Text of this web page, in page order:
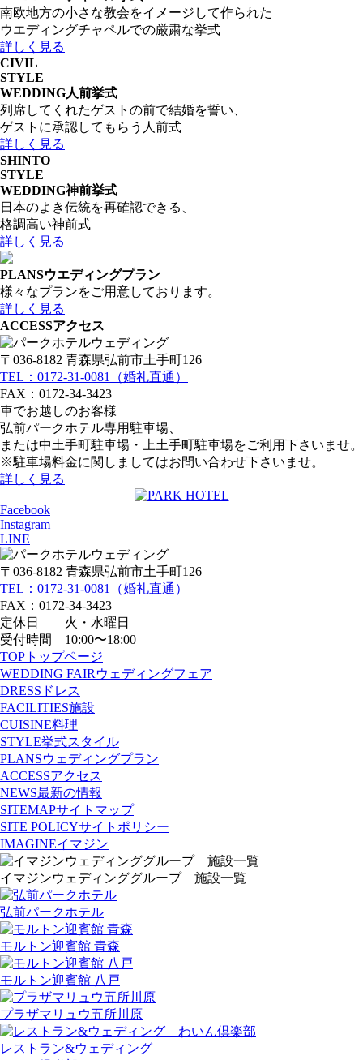
南欧地方の小さな教会をイメージして作られた
ウエディングチャペルでの厳粛な挙式
詳しく見る
CIVIL
STYLE
WEDDING人前挙式
列席してくれたゲストの前で結婚を誓い、
ゲストに承認してもらう人前式
詳しく見る
SHINTO
STYLE
WEDDING神前挙式
日本のよき伝統を再確認できる、
格調高い神前式
詳しく見る
PLANSウエディングプラン
様々なプランをご用意しております。
詳しく見る
ACCESSアクセス
〒036-8182 青森県弘前市土手町126
TEL：0172-31-0081（婚礼直通）
FAX：0172-34-3423
車でお越しのお客様
弘前パークホテル専用駐車場、
または中土手町駐車場・上土手町駐車場をご利用下さいませ。
※駐車場料金に関しましてはお問い合わせ下さいませ。
詳しく見る
Facebook
Instagram
LINE
〒036-8182 青森県弘前市土手町126
TEL：0172-31-0081（婚礼直通）
FAX：0172-34-3423
定休日 火・水曜日
受付時間 10:00〜18:00
TOP トップページ
WEDDING FAIR ウェディングフェア
DRESS ドレス
FACILITIES施設
CUISINE料理
STYLE挙式スタイル
PLANSウェディングプラン
ACCESSアクセス
NEWS最新の情報
SITEMAPサイトマップ
SITE POLICYサイトポリシー
IMAGINEイマジン
イマジンウェディンググループ 施設一覧
弘前パークホテル
モルトン迎賓館 青森
モルトン迎賓館 八戸
プラザマリュウ五所川原
レストラン&ウェディング